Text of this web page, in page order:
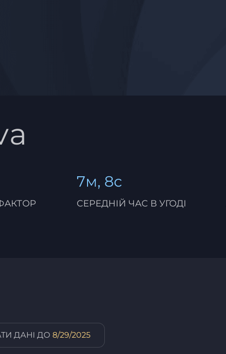
7м, 8с
СЕРЕДНІЙ ЧАС В УГОДІ
ДАНІ ДО 8/29/2025